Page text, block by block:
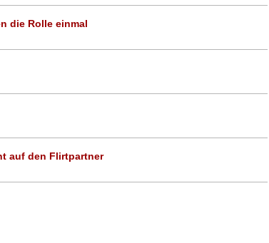
die Rolle einmal
auf den Flirtpartner